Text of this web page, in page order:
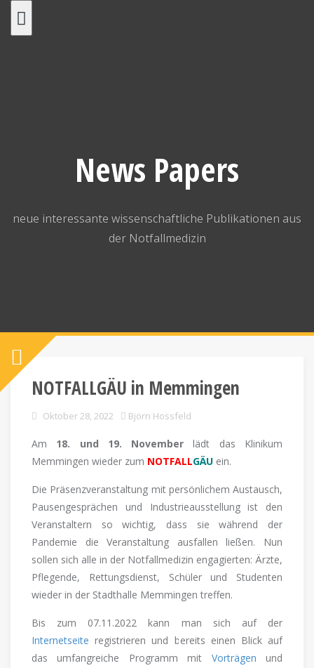
News Papers
neue interessante wissenschaftliche Publikationen aus
der Notfallmedizin
NOTFALLGÄU in Memmingen
Oktober 28, 2022 Björn Hossfeld
Am 18. und 19. November lädt das Klinikum
Memmingen wieder zum NOTFALLGÄU ein.
Die Präsenzveranstaltung mit persönlichem Austausch,
Pausengesprächen und Industrieausstellung ist den
Veranstaltern so wichtig, dass sie während der
Pandemie die Veranstaltung ausfallen ließen. Nun
sollen sich alle in der Notfallmedizin engagierten: Ärzte,
Pflegende, Rettungsdienst, Schüler und Studenten
wieder in der Stadthalle Memmingen treffen.
Bis zum 07.11.2022 kann man sich auf der
Internetseite registrieren und bereits einen Blick auf
das umfangreiche Programm mit Vorträgen und